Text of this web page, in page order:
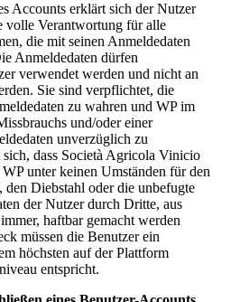
Accounts erklärt sich der Nutzer
volle Verantwortung für alle
die mit seinen Anmeldedaten
Anmeldedaten dürfen
verwendet werden und nicht an
Sie sind verpflichtet, die
zu wahren und WP im
und/oder einer
unverzüglich zu
dass Società Agricola Vinicio
unter keinen Umständen für den
den Diebstahl oder die unbefugte
der Nutzer durch Dritte, aus
haftbar gemacht werden
müssen die Benutzer ein
höchsten auf der Plattform
entspricht.